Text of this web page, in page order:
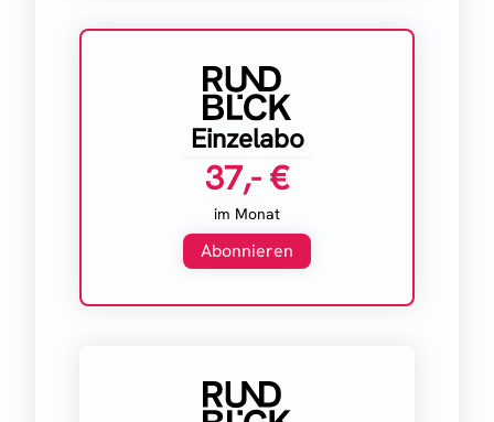
Einzelabo
37,- €
im Monat
Abonnieren